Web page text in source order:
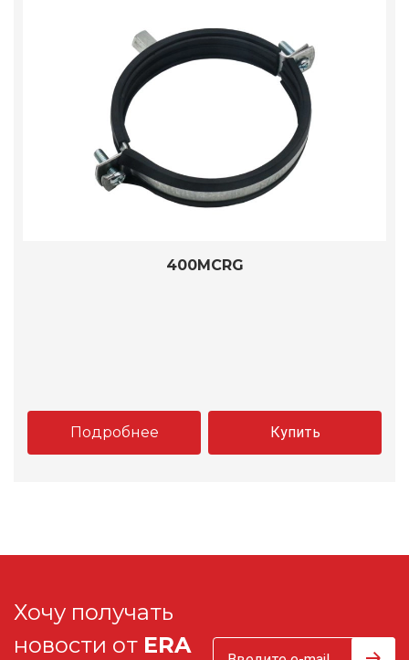
400MCRG
Подробнее Купить
Хочу получать
новости от ERA